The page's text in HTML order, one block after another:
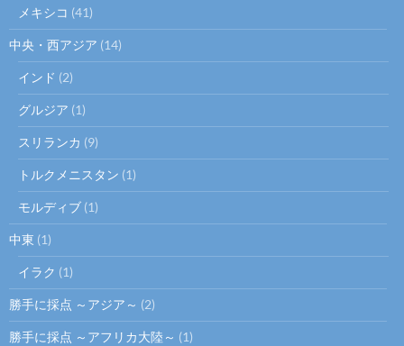
メキシコ (41)
中央・西アジア (14)
インド (2)
グルジア (1)
スリランカ (9)
トルクメニスタン (1)
モルディブ (1)
中東 (1)
イラク (1)
勝手に採点 ～アジア～ (2)
勝手に採点 ～アフリカ大陸～ (1)